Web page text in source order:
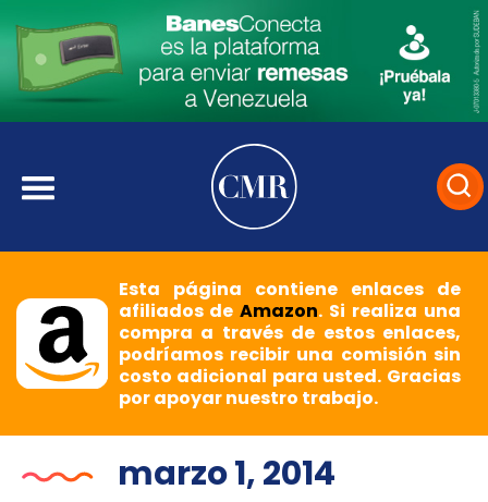
Esta página contiene enlaces de
afiliados deAmazon. Si realiza una
compra a través de estos enlaces,
podríamos recibir una comisión sin
costo adicional para usted. Gracias
por apoyar nuestro trabajo.
marzo 1, 2014